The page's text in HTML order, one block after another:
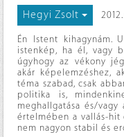
Hegyi Zsolt
Én Istent kihagynám.
istenkép, ha él, vagy
úgyhogy az vékony
akár képelemzéshez,
téma szabad, csak
politika is,
meghallgatása és/
értelmében a vallás-
nem nagyon stabil és